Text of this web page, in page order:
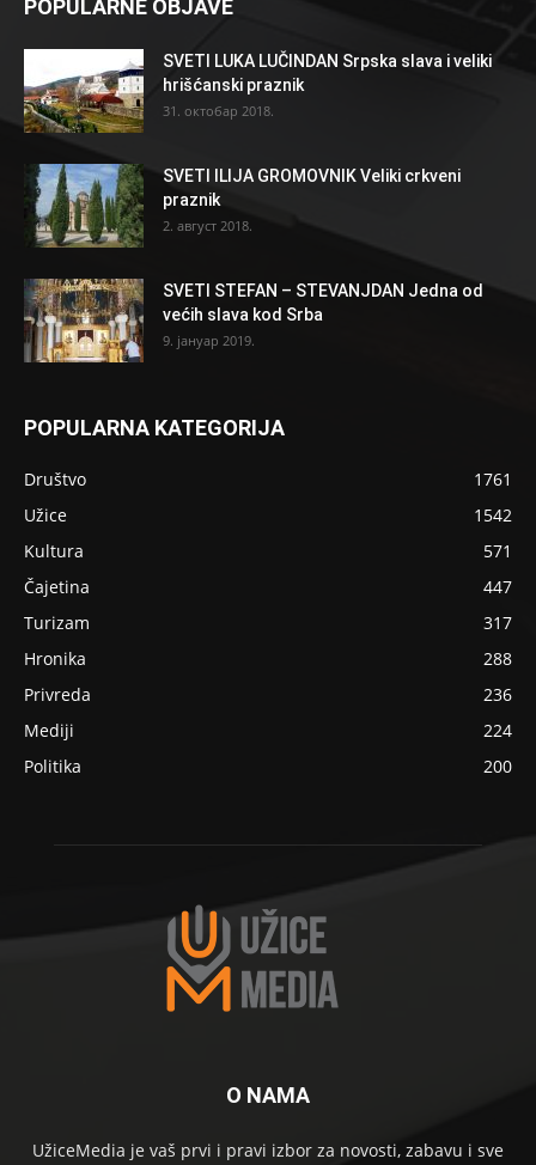
POPULARNE OBJAVE
SVETI LUKA LUČINDAN Srpska slava i veliki
hrišćanski praznik
31. октобар 2018.
SVETI ILIJA GROMOVNIK Veliki crkveni
praznik
2. август 2018.
SVETI STEFAN – STEVANJDAN Jedna od
većih slava kod Srba
9. јануар 2019.
POPULARNA KATEGORIJA
Društvo
1761
Užice
1542
Kultura
571
Čajetina
447
Turizam
317
Hronika
288
Privreda
236
Mediji
224
Politika
200
O NAMA
UžiceMedia je vaš prvi i pravi izbor za novosti, zabavu i sve